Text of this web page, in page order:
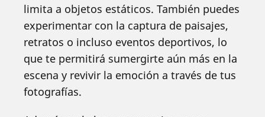
limita a objetos estáticos. También puedes
experimentar con la captura de paisajes,
retratos o incluso eventos deportivos, lo
que te permitirá sumergirte aún más en la
escena y revivir la emoción a través de tus
fotografías.